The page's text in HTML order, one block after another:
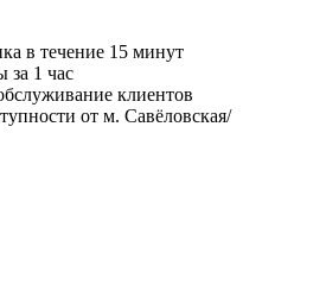
в течение 15 минут
за 1 час
клиентов
от м. Савёловская/